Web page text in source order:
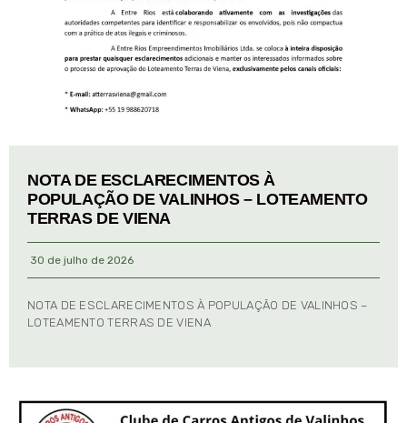
NOTA DE ESCLARECIMENTOS À
POPULAÇÃO DE VALINHOS – LOTEAMENTO
TERRAS DE VIENA
30 de julho de 2026
NOTA DE ESCLARECIMENTOS À POPULAÇÃO DE VALINHOS –
LOTEAMENTO TERRAS DE VIENA